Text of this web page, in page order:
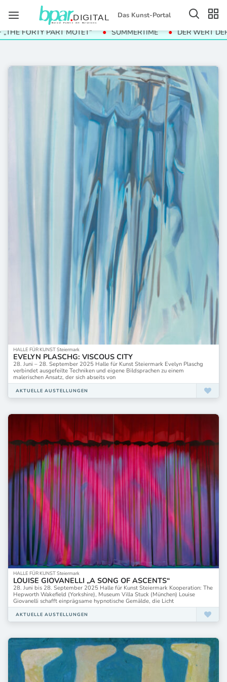
Das Kunst-Portal
PART MOTET“ SUMMERTIME DER WERT DER DINGE
HALLE FÜR KUNST Steiermark
EVELYN PLASCHG: VISCOUS CITY
28. Juni – 28. September 2025 Halle für Kunst Steiermark Evelyn Plaschg
verbindet ausgefeilte Techniken und eigene Bildsprachen zu einem
malerischen Ansatz, der sich abseits von
AKTUELLE AUSTELLUNGEN
HALLE FÜR KUNST Steiermark
LOUISE GIOVANELLI „A SONG OF ASCENTS“
28. Juni bis 28. September 2025 Halle für Kunst Steiermark Kooperation: The
Hepworth Wakefield (Yorkshire), Museum Villa Stuck (München) Louise
Giovanelli schafft einprägsame hypnotische Gemälde, die Licht
AKTUELLE AUSTELLUNGEN